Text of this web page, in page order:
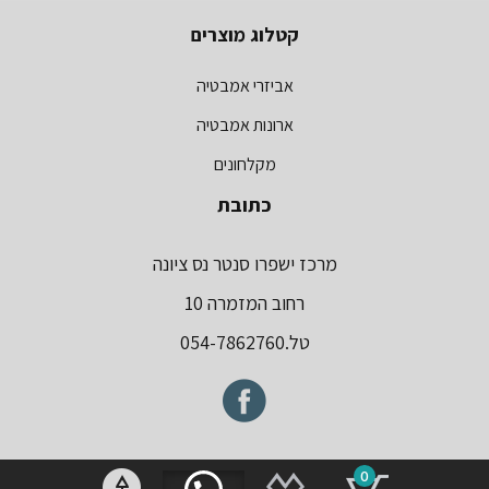
קטלוג מוצרים
אביזרי אמבטיה
ארונות אמבטיה
מקלחונים
כתובת
מרכז ישפרו סנטר נס ציונה
רחוב המזמרה 10
טל.054-7862760
0